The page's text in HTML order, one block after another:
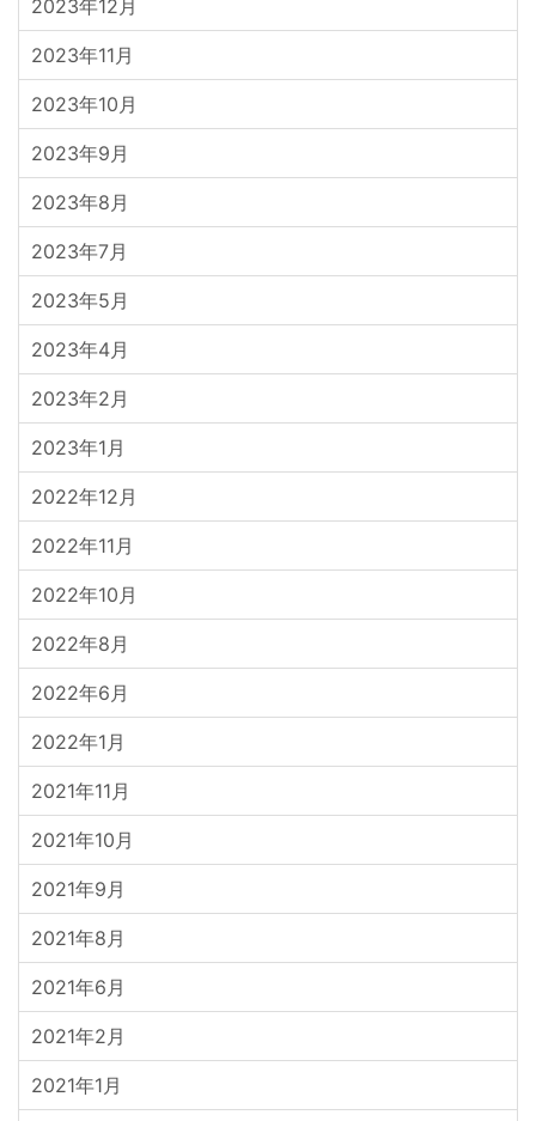
2023年12月
2023年11月
2023年10月
2023年9月
2023年8月
2023年7月
2023年5月
2023年4月
2023年2月
2023年1月
2022年12月
2022年11月
2022年10月
2022年8月
2022年6月
2022年1月
2021年11月
2021年10月
2021年9月
2021年8月
2021年6月
2021年2月
2021年1月